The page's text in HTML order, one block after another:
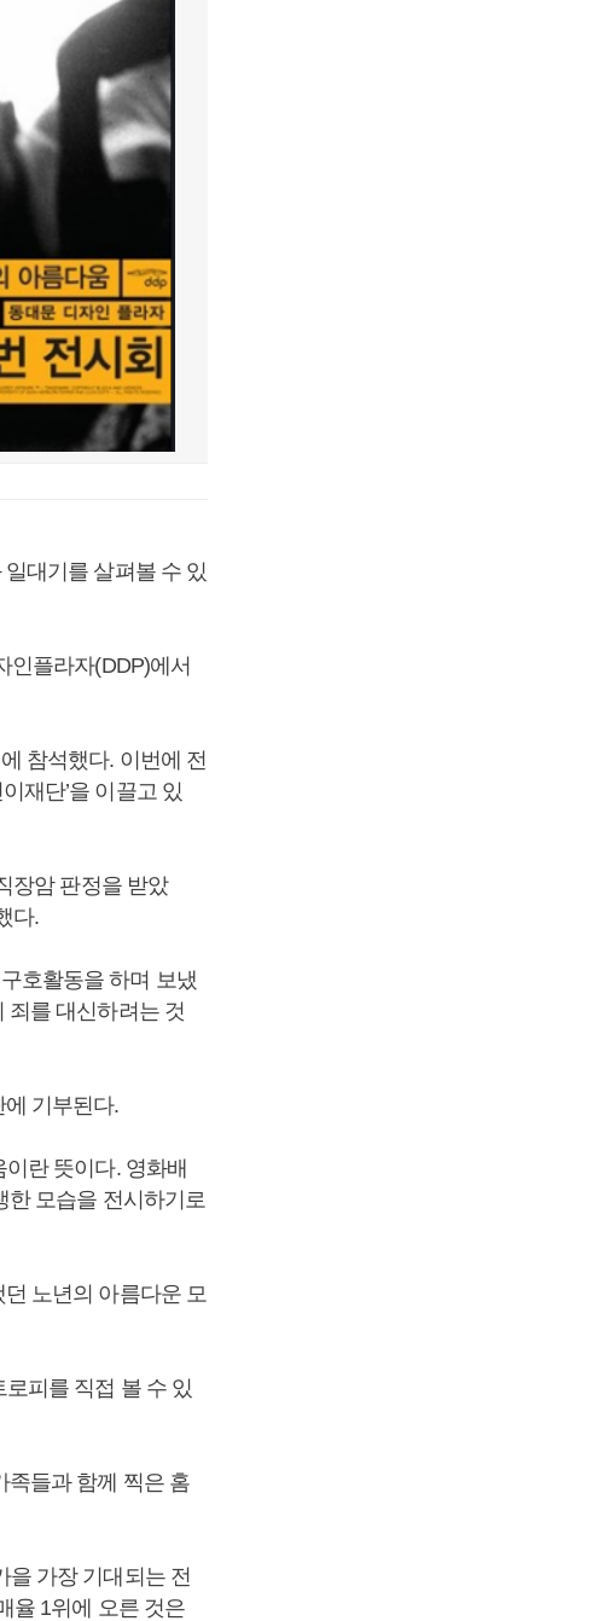
대기를 살펴볼 수 있
인플라자(DDP)에서
참석했다. 이번에 전
재단’을 이끌고 있
장암 판정을 받았
다.
호활동을 하며 보냈
죄를 대신하려는 것
기부된다.
란 뜻이다. 영화배
한 모습을 전시하기로
노년의 아름다운 모
로피를 직접 볼 수 있
족들과 함께 찍은 홈
을 가장 기대되는 전
율 1위에 오른 것은